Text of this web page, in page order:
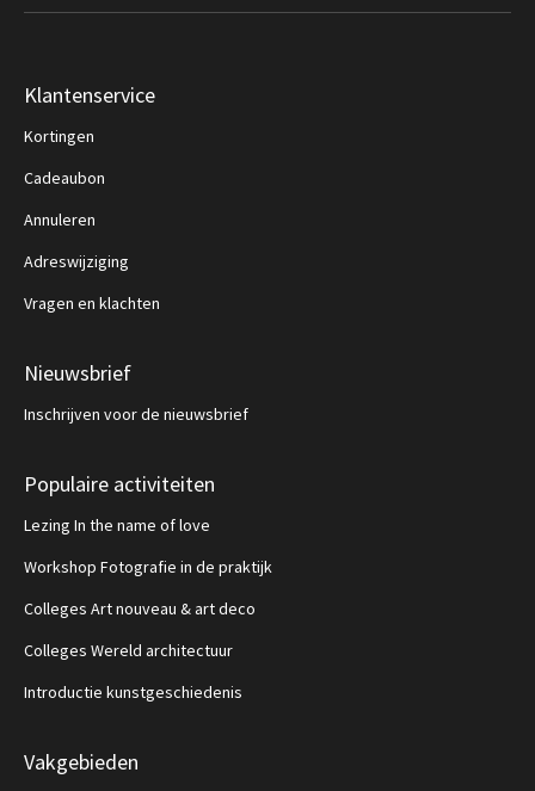
Klantenservice
Kortingen
Cadeaubon
Annuleren
Adreswijziging
Vragen en klachten
Nieuwsbrief
Inschrijven voor de nieuwsbrief
Populaire activiteiten
Lezing In the name of love
Workshop Fotografie in de praktijk
Colleges Art nouveau & art deco
Colleges Wereld architectuur
Introductie kunstgeschiedenis
Vakgebieden